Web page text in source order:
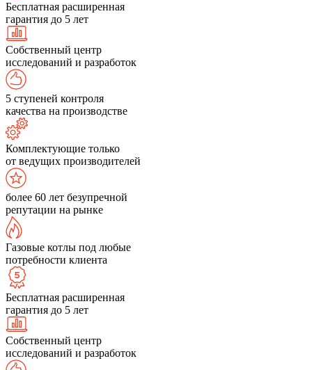
Бесплатная расширенная
гарантия до 5 лет
Собственный центр
исследований и разработок
5 ступеней контроля
качества на производстве
Комплектующие только
от ведущих производителей
более 60 лет безупречной
репутации на рынке
Газовые котлы под любые
потребности клиента
Бесплатная расширенная
гарантия до 5 лет
Собственный центр
исследований и разработок